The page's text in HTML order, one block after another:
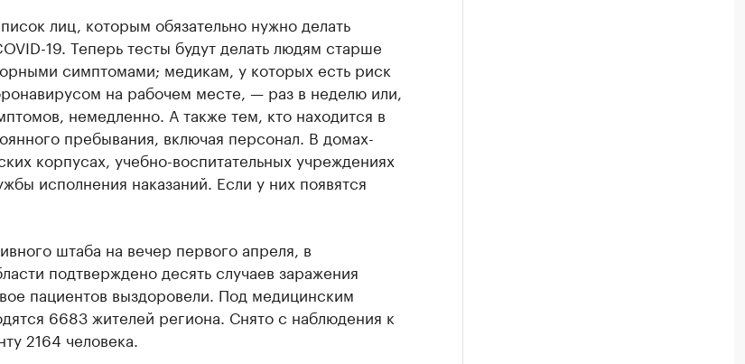
лиц, которым обязательно нужно делать
19. Теперь тесты будут делать людям старше
симптомами; медикам, у которых есть риск
на рабочем месте, — раз в неделю или,
немедленно. А также тем, кто находится в
пребывания, включая персонал. В домах-
корпусах, учебно-воспитательных учреждениях
исполнения наказаний. Если у них появятся
штаба на вечер первого апреля, в
подтверждено десять случаев заражения
пациентов выздоровели. Под медицинским
6683 жителей региона. Снято с наблюдения к
2164 человека.